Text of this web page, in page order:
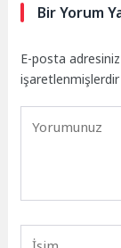
Bir Yorum
E-posta
işaretlenmişlerdir